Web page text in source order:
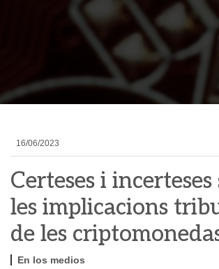
16/06/2023
Certeses i incerteses
les implicacions
de les
En los medios